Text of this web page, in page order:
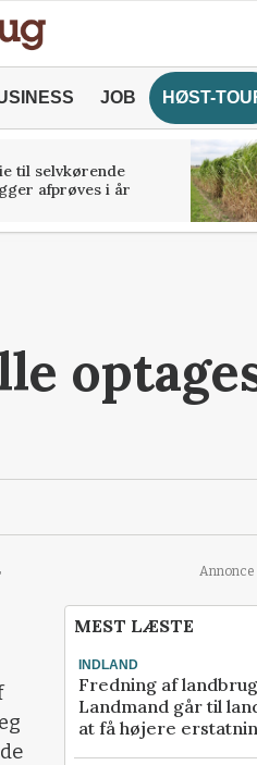
JOB HØST-
til selvkørende
afprøves i år
Annonce
MEST LÆSTE
INDLAND
Fredning af
Landmand går til
at få højere